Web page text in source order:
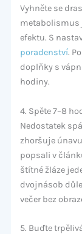
Vyhněte se
metabolismus
efektu. S
poradenství.
doplňky s
hodiny.
4. Spěte 7–8
Nedostatek
zhoršuje
popsali v
štítné žláze
dvojnásob
večer bez
5. Buďte